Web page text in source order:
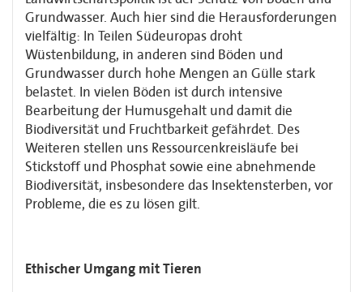
Grundwasser. Auch hier sind die Herausforderungen
vielfältig: In Teilen Südeuropas droht
Wüstenbildung, in anderen sind Böden und
Grundwasser durch hohe Mengen an Gülle stark
belastet. In vielen Böden ist durch intensive
Bearbeitung der Humusgehalt und damit die
Biodiversität und Fruchtbarkeit gefährdet. Des
Weiteren stellen uns Ressourcenkreisläufe bei
Stickstoff und Phosphat sowie eine abnehmende
Biodiversität, insbesondere das Insektensterben, vor
Probleme, die es zu lösen gilt.
Ethischer Umgang mit Tieren